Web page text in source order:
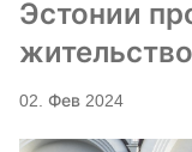
Эстонии
02. Фев 2024